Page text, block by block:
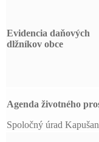
Evidencia daňových
dlžníkov obce
Agenda životného
Spoločný úrad